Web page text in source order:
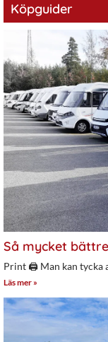
Köpguider
Så mycket
Print 🖨 Man kan tycka
Läs mer »